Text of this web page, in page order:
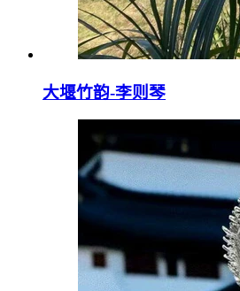
大堰竹韵-​李则琴